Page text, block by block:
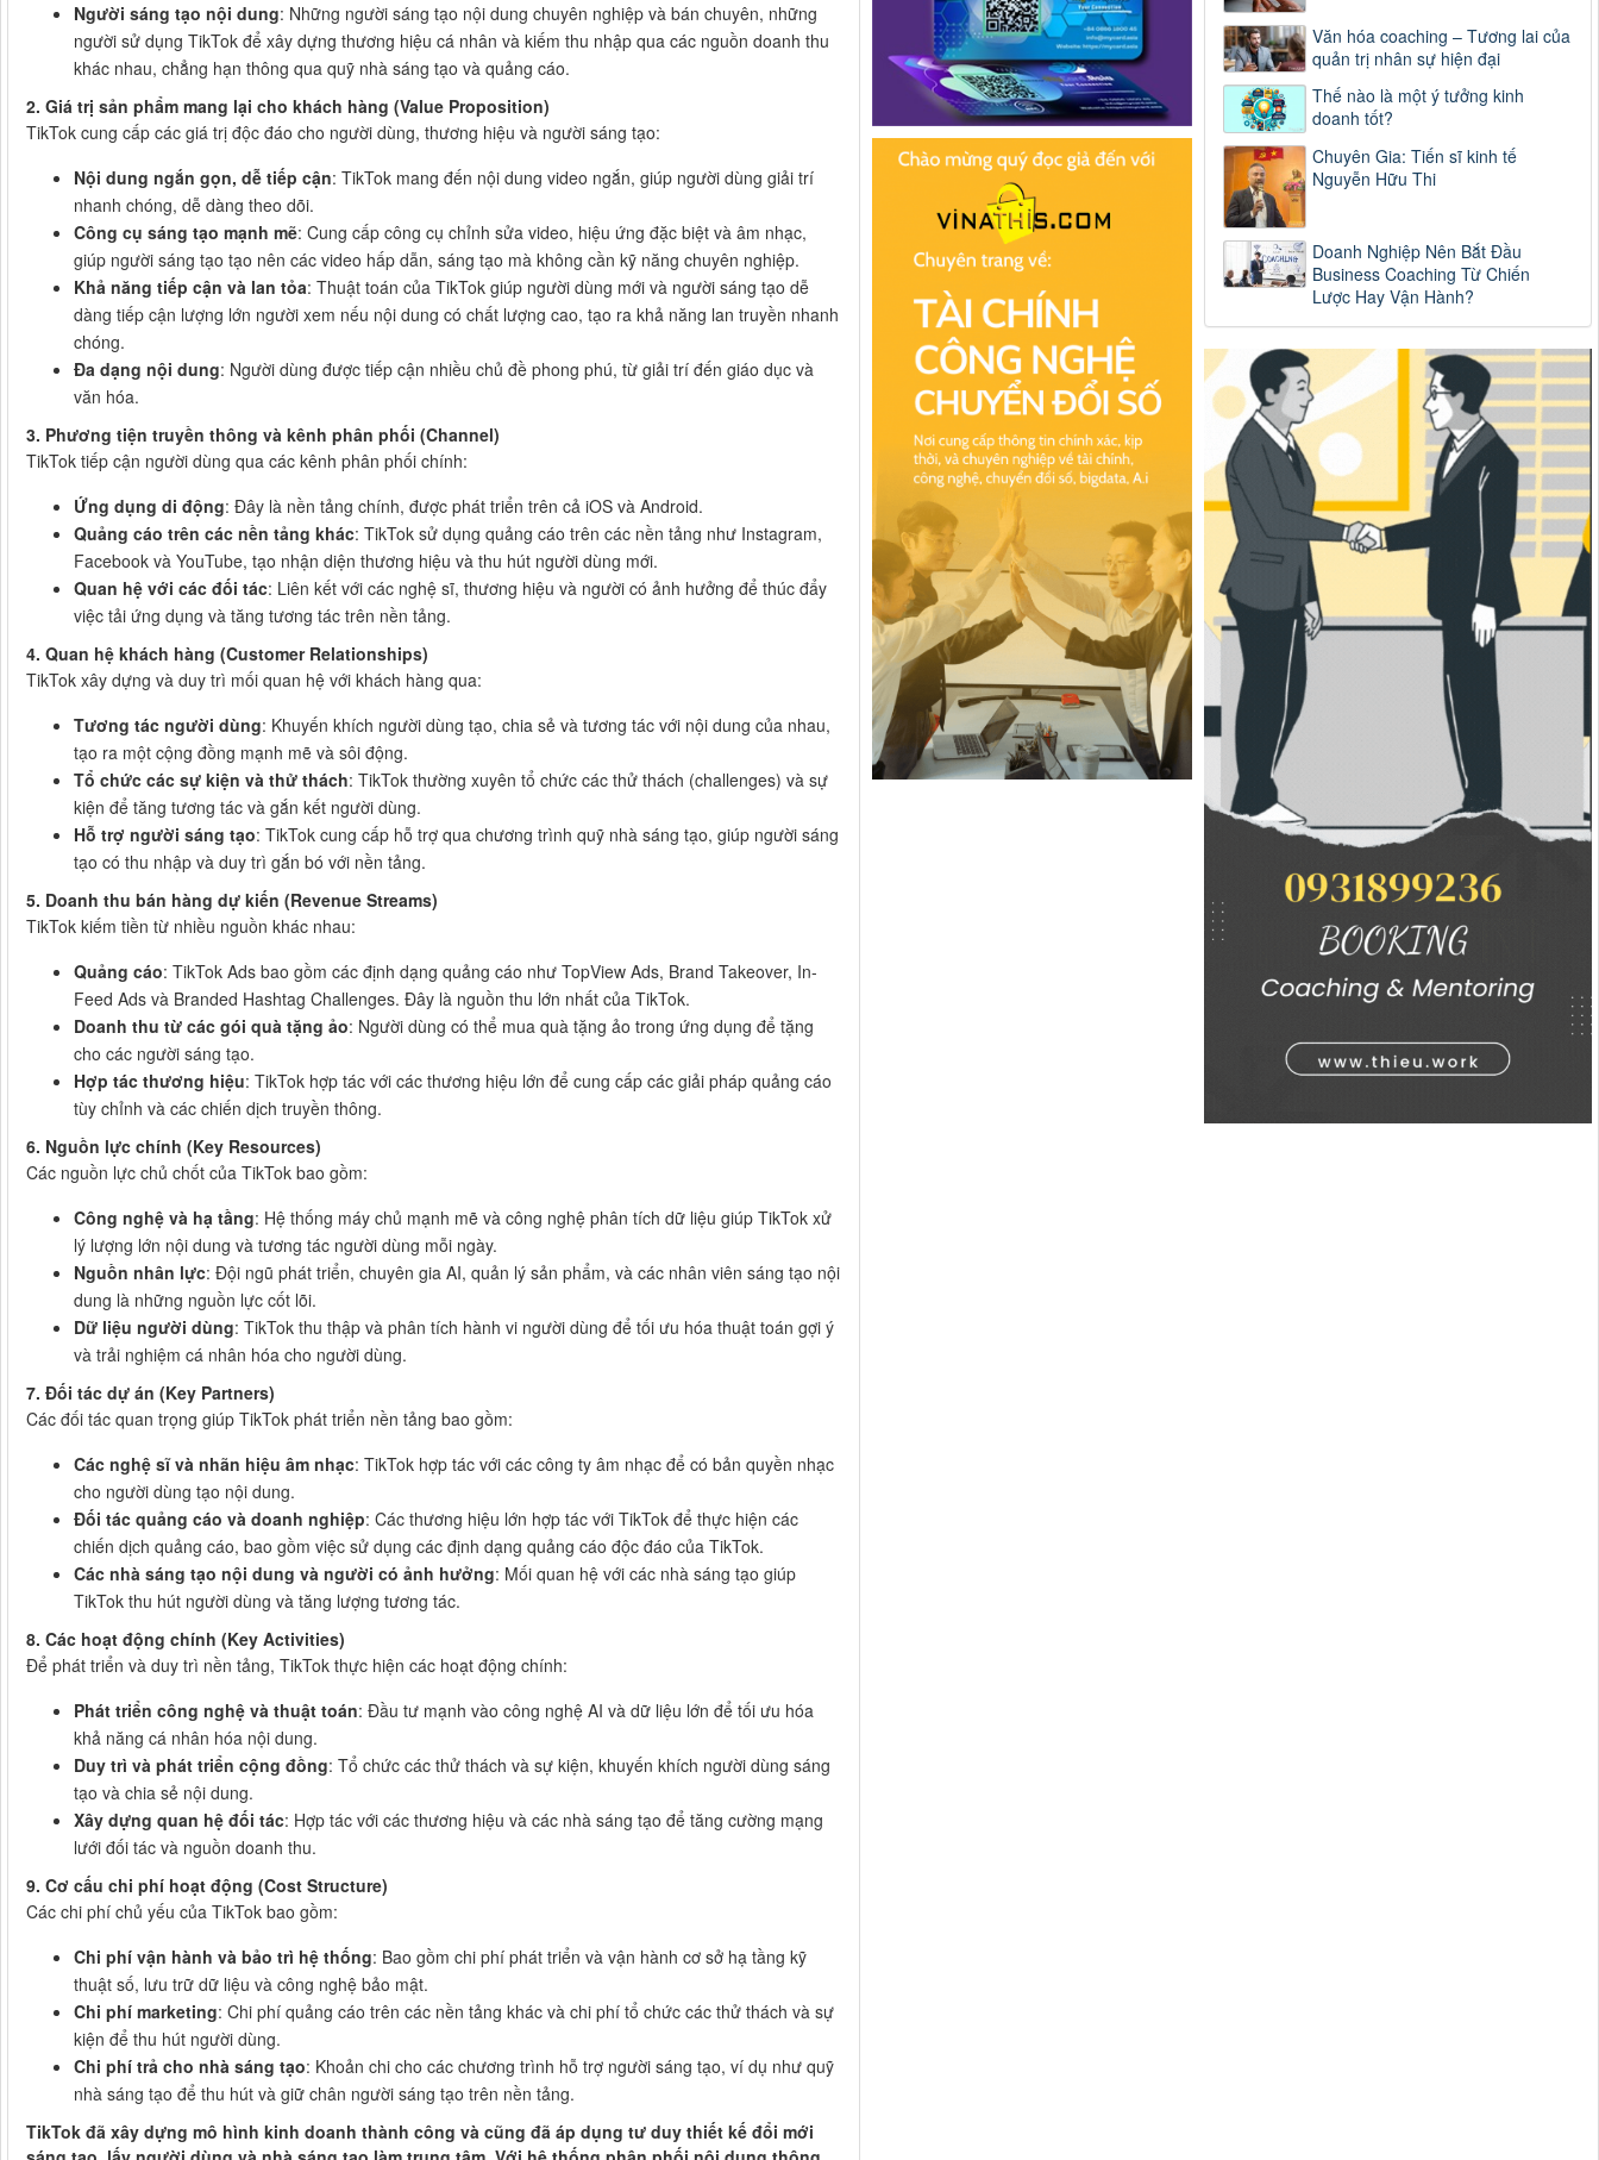
Người sáng tạo nội dung: Những người sáng tạo nội dung chuyên nghiệp và bán chuyên, những
người sử dụng TikTok để xây dựng thương hiệu cá nhân và kiếm thu nhập qua các nguồn doanh thu
khác nhau, chẳng hạn thông qua quỹ nhà sáng tạo và quảng cáo.
2. Giá trị sản phẩm mang lại cho khách hàng (Value Proposition)
TikTok cung cấp các giá trị độc đáo cho người dùng, thương hiệu và người sáng tạo:
Nội dung ngắn gọn, dễ tiếp cận: TikTok mang đến nội dung video ngắn, giúp người dùng giải trí
nhanh chóng, dễ dàng theo dõi.
Công cụ sáng tạo mạnh mẽ: Cung cấp công cụ chỉnh sửa video, hiệu ứng đặc biệt và âm nhạc,
giúp người sáng tạo tạo nên các video hấp dẫn, sáng tạo mà không cần kỹ năng chuyên nghiệp.
Khả năng tiếp cận và lan tỏa: Thuật toán của TikTok giúp người dùng mới và người sáng tạo dễ
dàng tiếp cận lượng lớn người xem nếu nội dung có chất lượng cao, tạo ra khả năng lan truyền nhanh
chóng.
Đa dạng nội dung: Người dùng được tiếp cận nhiều chủ đề phong phú, từ giải trí đến giáo dục và
văn hóa.
3. Phương tiện truyền thông và kênh phân phối (Channel)
TikTok tiếp cận người dùng qua các kênh phân phối chính:
Ứng dụng di động: Đây là nền tảng chính, được phát triển trên cả iOS và Android.
Quảng cáo trên các nền tảng khác: TikTok sử dụng quảng cáo trên các nền tảng như Instagram,
Facebook và YouTube, tạo nhận diện thương hiệu và thu hút người dùng mới.
Quan hệ với các đối tác: Liên kết với các nghệ sĩ, thương hiệu và người có ảnh hưởng để thúc đẩy
việc tải ứng dụng và tăng tương tác trên nền tảng.
4. Quan hệ khách hàng (Customer Relationships)
TikTok xây dựng và duy trì mối quan hệ với khách hàng qua:
Tương tác người dùng: Khuyến khích người dùng tạo, chia sẻ và tương tác với nội dung của nhau,
tạo ra một cộng đồng mạnh mẽ và sôi động.
Tổ chức các sự kiện và thử thách: TikTok thường xuyên tổ chức các thử thách (challenges) và sự
kiện để tăng tương tác và gắn kết người dùng.
Hỗ trợ người sáng tạo: TikTok cung cấp hỗ trợ qua chương trình quỹ nhà sáng tạo, giúp người sáng
tạo có thu nhập và duy trì gắn bó với nền tảng.
5. Doanh thu bán hàng dự kiến (Revenue Streams)
TikTok kiếm tiền từ nhiều nguồn khác nhau:
Quảng cáo: TikTok Ads bao gồm các định dạng quảng cáo như TopView Ads, Brand Takeover, In-
Feed Ads và Branded Hashtag Challenges. Đây là nguồn thu lớn nhất của TikTok.
Doanh thu từ các gói quà tặng ảo: Người dùng có thể mua quà tặng ảo trong ứng dụng để tặng
cho các người sáng tạo.
Hợp tác thương hiệu: TikTok hợp tác với các thương hiệu lớn để cung cấp các giải pháp quảng cáo
tùy chỉnh và các chiến dịch truyền thông.
6. Nguồn lực chính (Key Resources)
Các nguồn lực chủ chốt của TikTok bao gồm:
Công nghệ và hạ tầng: Hệ thống máy chủ mạnh mẽ và công nghệ phân tích dữ liệu giúp TikTok xử
lý lượng lớn nội dung và tương tác người dùng mỗi ngày.
Nguồn nhân lực: Đội ngũ phát triển, chuyên gia AI, quản lý sản phẩm, và các nhân viên sáng tạo nội
dung là những nguồn lực cốt lõi.
Dữ liệu người dùng: TikTok thu thập và phân tích hành vi người dùng để tối ưu hóa thuật toán gợi ý
và trải nghiệm cá nhân hóa cho người dùng.
7. Đối tác dự án (Key Partners)
Các đối tác quan trọng giúp TikTok phát triển nền tảng bao gồm:
Các nghệ sĩ và nhãn hiệu âm nhạc: TikTok hợp tác với các công ty âm nhạc để có bản quyền nhạc
cho người dùng tạo nội dung.
Đối tác quảng cáo và doanh nghiệp: Các thương hiệu lớn hợp tác với TikTok để thực hiện các
chiến dịch quảng cáo, bao gồm việc sử dụng các định dạng quảng cáo độc đáo của TikTok.
Các nhà sáng tạo nội dung và người có ảnh hưởng: Mối quan hệ với các nhà sáng tạo giúp
TikTok thu hút người dùng và tăng lượng tương tác.
8. Các hoạt động chính (Key Activities)
Để phát triển và duy trì nền tảng, TikTok thực hiện các hoạt động chính:
Phát triển công nghệ và thuật toán: Đầu tư mạnh vào công nghệ AI và dữ liệu lớn để tối ưu hóa
khả năng cá nhân hóa nội dung.
Duy trì và phát triển cộng đồng: Tổ chức các thử thách và sự kiện, khuyến khích người dùng sáng
tạo và chia sẻ nội dung.
Xây dựng quan hệ đối tác: Hợp tác với các thương hiệu và các nhà sáng tạo để tăng cường mạng
lưới đối tác và nguồn doanh thu.
9. Cơ cấu chi phí hoạt động (Cost Structure)
Các chi phí chủ yếu của TikTok bao gồm:
Chi phí vận hành và bảo trì hệ thống: Bao gồm chi phí phát triển và vận hành cơ sở hạ tầng kỹ
thuật số, lưu trữ dữ liệu và công nghệ bảo mật.
Chi phí marketing: Chi phí quảng cáo trên các nền tảng khác và chi phí tổ chức các thử thách và sự
kiện để thu hút người dùng.
Chi phí trả cho nhà sáng tạo: Khoản chi cho các chương trình hỗ trợ người sáng tạo, ví dụ như quỹ
nhà sáng tạo để thu hút và giữ chân người sáng tạo trên nền tảng.
TikTok đã xây dựng mô hình kinh doanh thành công và cũng đã áp dụng tư duy thiết kế đổi mới
Văn hóa coaching – Tương lai của
quản trị nhân sự hiện đại
Thế nào là một ý tưởng kinh
doanh tốt?
Chuyên Gia: Tiến sĩ kinh tế
Nguyễn Hữu Thi
Doanh Nghiệp Nên Bắt Đầu
Business Coaching Từ Chiến
Lược Hay Vận Hành?